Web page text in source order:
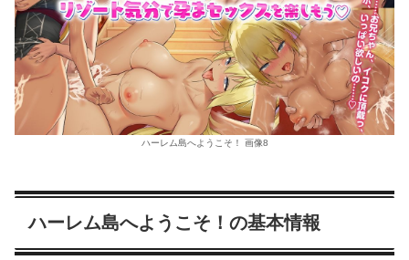
ハーレム島へようこそ！ 画像8
ハーレム島へようこそ！の基本情報